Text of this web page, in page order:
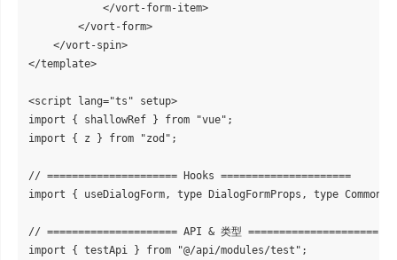
            </vort-form-item>
        </vort-form>
    </vort-spin>
</template>
<script lang="ts" setup>
import { shallowRef } from "vue";
import { z } from "zod";
// ===================== Hooks =====================
import { useDialogForm, type DialogFormProps, type
// ===================== API & 类型 =====================
import { testApi } from "@/api/modules/test";